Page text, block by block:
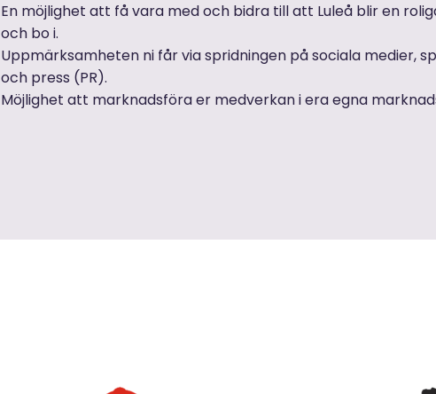
En möjlighet att få vara med och bidra till att Luleå blir en
och bo i.
Uppmärksamheten ni får via spridningen på sociala medier,
och press (PR).
Möjlighet att marknadsföra er medverkan i era egna